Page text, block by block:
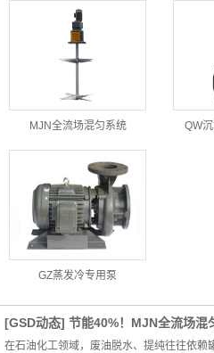
MJN全流场混匀系统 QW
GZ蒸发冷专用泵
[GSD动态] 节能40%！MJN全流场混
在石油化工领域，废油脱水、提纯往往依赖